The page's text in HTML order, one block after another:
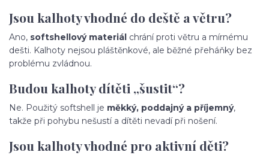
Jsou kalhoty vhodné do deště a větru?
Ano, softshellový materiál chrání proti větru a mírnému
dešti. Kalhoty nejsou pláštěnkové, ale běžné přeháňky bez
problému zvládnou.
Budou kalhoty dítěti „šustit“?
Ne. Použitý softshell je měkký, poddajný a příjemný,
takže při pohybu nešustí a dítěti nevadí při nošení.
Jsou kalhoty vhodné pro aktivní děti?